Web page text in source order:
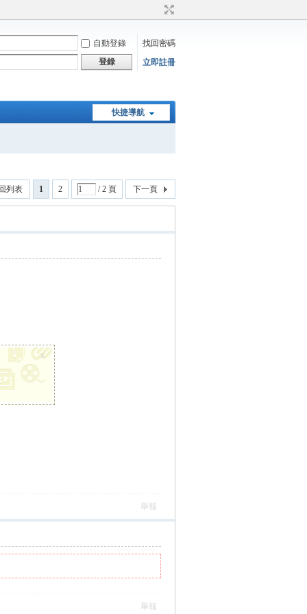
自動登錄
找回密碼
登錄
立即註冊
快捷導航
1 2 / 2 頁 下一頁
列表
x
舉報
舉報